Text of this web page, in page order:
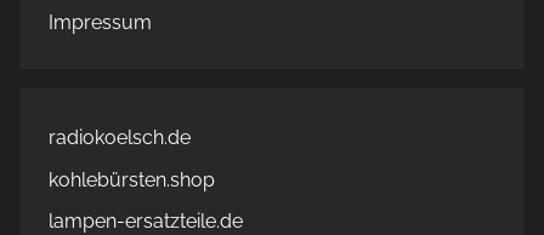
Impressum
radiokoelsch.de
kohlebürsten.shop
lampen-ersatzteile.de